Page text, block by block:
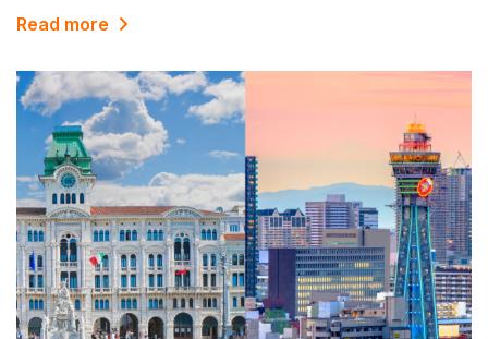
Read more